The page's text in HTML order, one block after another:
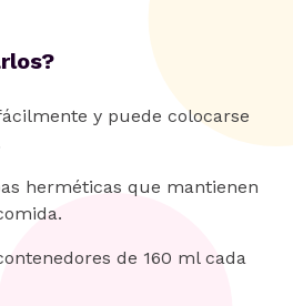
y puede colocarse
herméticas que mantienen
de 160 ml cada